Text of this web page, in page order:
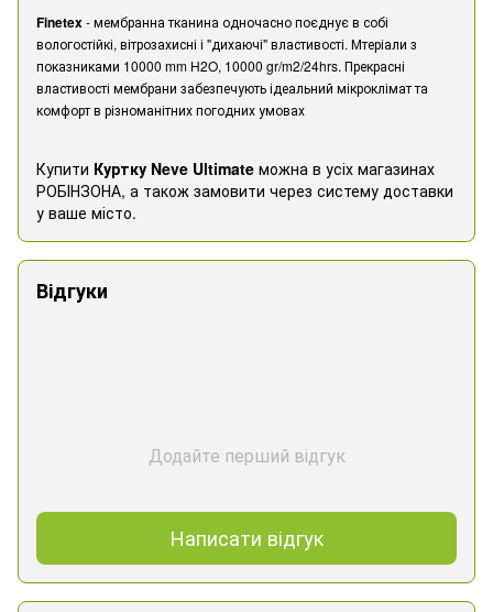
Finetex- мембранна тканина одночасно поєднує в собі
вологостійкі, вітрозахисні і "дихаючі" властивості. Мтеріали з
показниками 10000 mm H2O, 10000 gr/m2/24hrs. Прекрасні
властивості мембрани забезпечують ідеальний мікроклімат та
комфорт в різноманітних погодних умовах
Купити Куртку Neve Ultimate можна в усіх магазинах
РОБІНЗОНА, а також замовити через систему доставки
у ваше місто.
Відгуки
Додайте перший відгук
Написати відгук